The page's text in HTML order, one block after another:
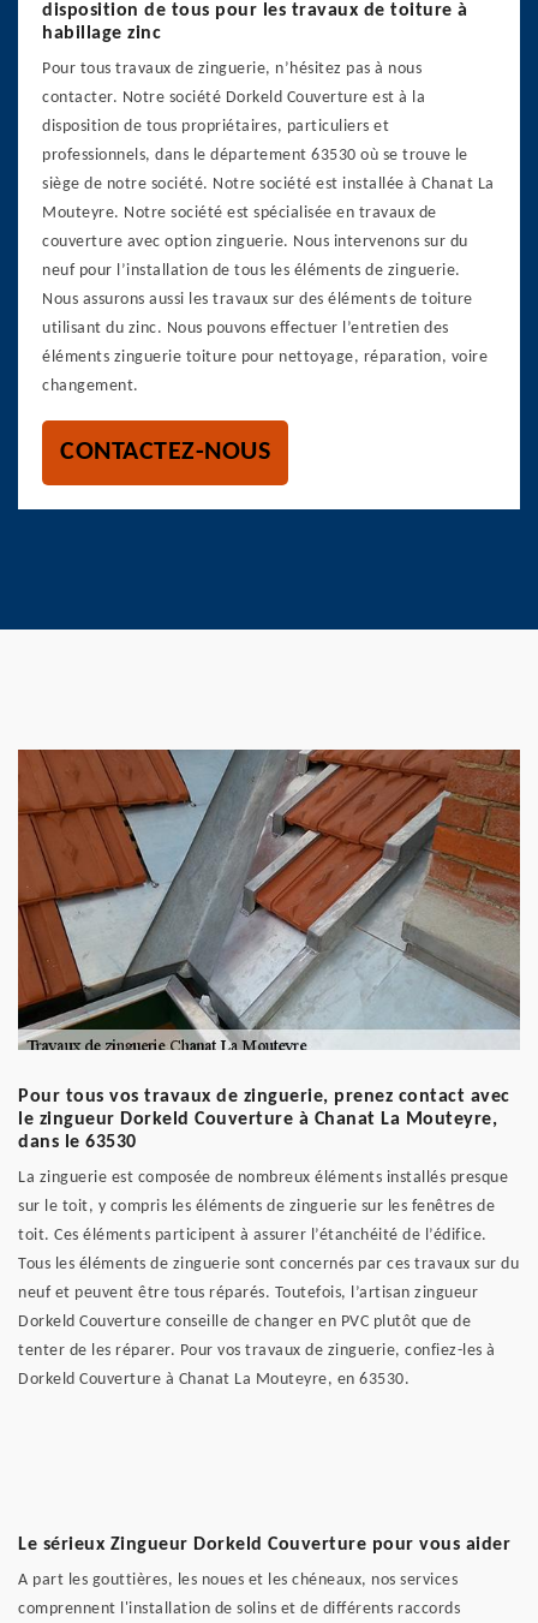
disposition de tous pour les travaux de toiture à
habillage zinc
Pour tous travaux de zinguerie, n’hésitez pas à nous
contacter. Notre société Dorkeld Couverture est à la
disposition de tous propriétaires, particuliers et
professionnels, dans le département 63530 où se trouve le
siège de notre société. Notre société est installée à Chanat La
Mouteyre. Notre société est spécialisée en travaux de
couverture avec option zinguerie. Nous intervenons sur du
neuf pour l’installation de tous les éléments de zinguerie.
Nous assurons aussi les travaux sur des éléments de toiture
utilisant du zinc. Nous pouvons effectuer l’entretien des
éléments zinguerie toiture pour nettoyage, réparation, voire
changement.
CONTACTEZ-NOUS
Pour tous vos travaux de zinguerie, prenez contact avec
le zingueur Dorkeld Couverture à Chanat La Mouteyre,
dans le 63530
La zinguerie est composée de nombreux éléments installés presque
sur le toit, y compris les éléments de zinguerie sur les fenêtres de
toit. Ces éléments participent à assurer l’étanchéité de l’édifice.
Tous les éléments de zinguerie sont concernés par ces travaux sur du
neuf et peuvent être tous réparés. Toutefois, l’artisan zingueur
Dorkeld Couverture conseille de changer en PVC plutôt que de
tenter de les réparer. Pour vos travaux de zinguerie, confiez-les à
Dorkeld Couverture à Chanat La Mouteyre, en 63530.
Le sérieux Zingueur Dorkeld Couverture pour vous aider
A part les gouttières, les noues et les chéneaux, nos services
comprennent l'installation de solins et de différents raccords